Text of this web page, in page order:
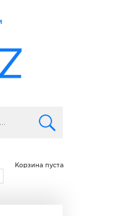
Корзина пуста